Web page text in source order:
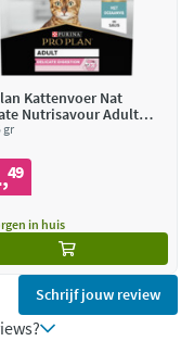
Kattenvoer Nat
Nutrisavour Adult
gr
,49
in huis
Schrijf jouw review